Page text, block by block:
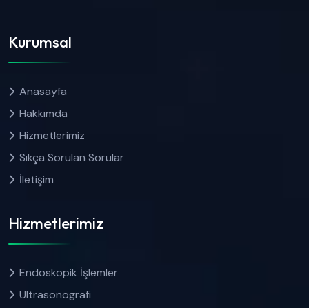
Kurumsal
Anasayfa
Hakkımda
Hizmetlerimiz
Sıkça Sorulan Sorular
İletişim
Hizmetlerimiz
Endoskopik İşlemler
Ultrasonografi